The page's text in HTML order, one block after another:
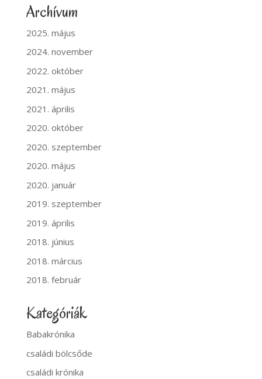
Archívum
2025. május
2024. november
2022. október
2021. május
2021. április
2020. október
2020. szeptember
2020. május
2020. január
2019. szeptember
2019. április
2018. június
2018. március
2018. február
Kategóriák
Babakrónika
családi bölcsőde
családi krónika